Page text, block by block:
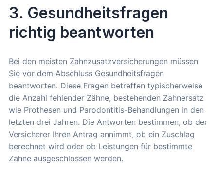
3. Gesundheitsfragen
richtig beantworten
Bei den meisten Zahnzusatzversicherungen müssen
Sie vor dem Abschluss Gesundheitsfragen
beantworten. Diese Fragen betreffen typischerweise
die Anzahl fehlender Zähne, bestehenden Zahnersatz
wie Prothesen und Parodontitis-Behandlungen in den
letzten drei Jahren. Die Antworten bestimmen, ob der
Versicherer Ihren Antrag annimmt, ob ein Zuschlag
berechnet wird oder ob Leistungen für bestimmte
Zähne ausgeschlossen werden.